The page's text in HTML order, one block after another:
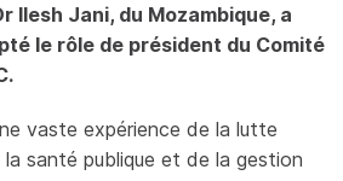
Ilesh Jani, du Mozambique, a
le rôle de président du Comité
vaste expérience de la lutte
santé publique et de la gestion